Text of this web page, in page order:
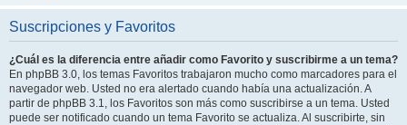
Suscripciones y Favoritos
¿Cuál es la diferencia entre añadir como Favorito y suscribirme a un tema?
En phpBB 3.0, los temas Favoritos trabajaron mucho como marcadores para el
navegador web. Usted no era alertado cuando había una actualización. A
partir de phpBB 3.1, los Favoritos son más como suscribirse a un tema. Usted
puede ser notificado cuando un tema Favorito se actualiza. Al suscribirte, sin